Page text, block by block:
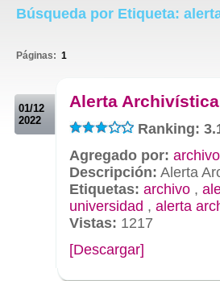
Búsqueda por Etiqueta:
Páginas: 1
01/12
2022
Alerta Archivística
Ranking:
Agregado por: archivo
Descripción: Alerta
Etiquetas: archivo ,
universidad , alerta
Vistas: 1217
[Descargar]